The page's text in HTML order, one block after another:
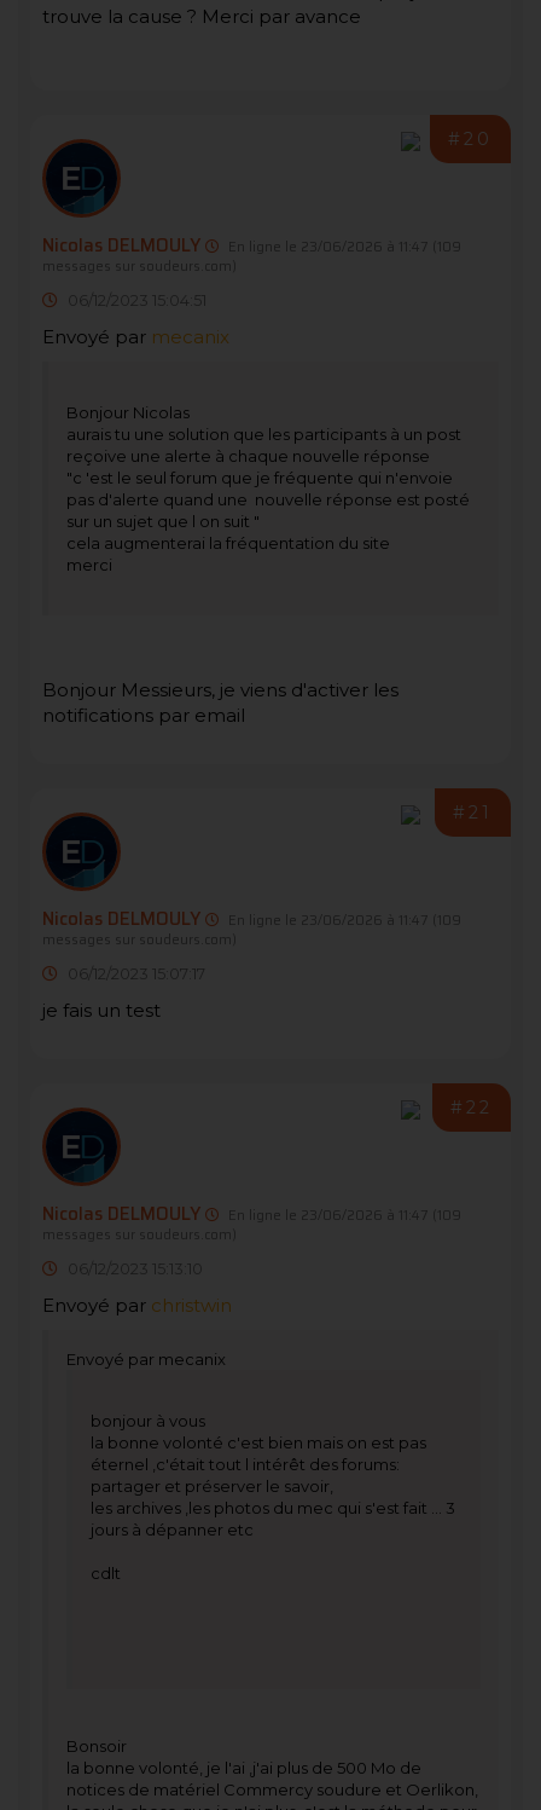
trouve la cause ? Merci par avance
#20
Nicolas DELMOULY En ligne le 23/06/2026 à 11:47 (109
messages sur soudeurs.com)
06/12/2023 15:04:51
Envoyé par mecanix
Bonjour Nicolas
aurais tu une solution que les participants à un post
reçoive une alerte à chaque nouvelle réponse
"c 'est le seul forum que je fréquente qui n'envoie
pas d'alerte quand une nouvelle réponse est posté
sur un sujet que l on suit "
cela augmenterai la fréquentation du site
merci
Bonjour Messieurs, je viens d'activer les
notifications par email
#21
Nicolas DELMOULY En ligne le 23/06/2026 à 11:47 (109
messages sur soudeurs.com)
06/12/2023 15:07:17
je fais un test
#22
Nicolas DELMOULY En ligne le 23/06/2026 à 11:47 (109
messages sur soudeurs.com)
06/12/2023 15:13:10
Envoyé par christwin
Envoyé par mecanix
bonjour à vous
la bonne volonté c'est bien mais on est pas
éternel ,c'était tout l intérêt des forums:
partager et préserver le savoir,
les archives ,les photos du mec qui s'est fait ... 3
jours à dépanner etc
cdlt
Bonsoir
la bonne volonté, je l'ai ,j'ai plus de 500 Mo de
notices de matériel Commercy soudure et Oerlikon,